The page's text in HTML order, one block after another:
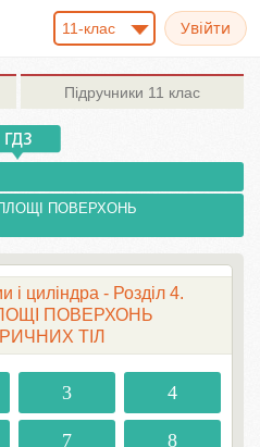
11-клас
Підручники 11 клас
ПЛОЩІ ПОВЕРХОНЬ
і циліндра - Розділ 4.
ПОВЕРХОНЬ
ТІЛ
3 4
7 8